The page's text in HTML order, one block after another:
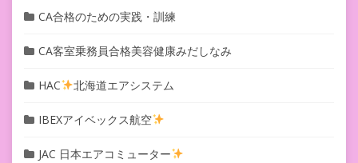
CA合格のための実践・訓練
CA客室乗務員合格美容健康みだしなみ
HAC 北海道エアシステム
IBEXアイベックス航空
JAC 日本エアコミューター